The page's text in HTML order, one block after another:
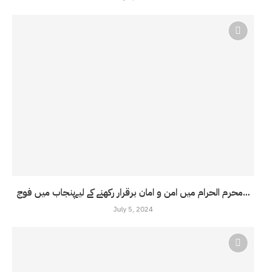
محرم الحرام میں امن و امان برقرار رکھنے کے لیےپنجاب میں فوج...
July 5, 2024